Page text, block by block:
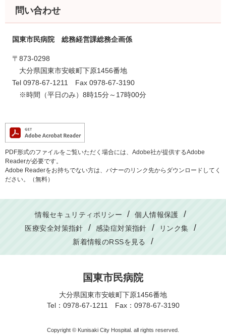
問い合わせ
国東市民病院 総務経営課総務企画係
〒873-0298
大分県国東市安岐町下原1456番地
Tel 0978-67-1211 Fax 0978-67-3190
※時間（平日のみ）8時15分～17時00分
PDF形式のファイルをご覧いただく場合には、Adobe社が提供するAdobe
Readerが必要です。
Adobe Readerをお持ちでない方は、バナーのリンク先からダウンロードしてく
ださい。（無料）
情報セキュリティポリシー
個人情報保護
医療安全対策指針
感染症対策指針
リンク集
新着情報のRSSを見る
国東市民病院
大分県国東市安岐町下原1456番地
Tel：0978-67-1211 Fax：0978-67-3190
Copyright © Kunisaki City Hospital. all rights reserved.